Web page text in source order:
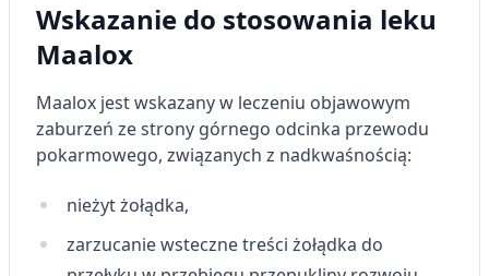
Wskazanie do stosowania leku
Maalox
Maalox jest wskazany w leczeniu objawowym
zaburzeń ze strony górnego odcinka przewodu
pokarmowego, związanych z nadkwaśnością:
nieżyt żołądka,
zarzucanie wsteczne treści żołądka do